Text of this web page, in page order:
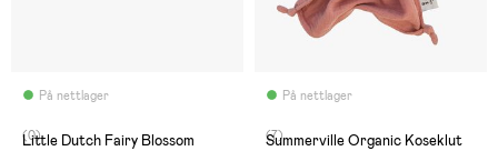
På nettlager
(0)
Little Dutch Fairy Blossom
På nettlager
(7)
Summerville Organic Koseklut